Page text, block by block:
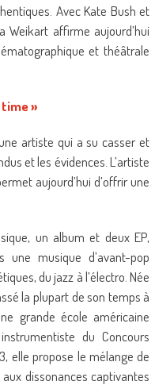
Avec Kate Bush et
Weikart affirme aujourd’hui
et théâtrale
»
artiste qui a su casser et
et les évidences. L’artiste
aujourd’hui d’offrir une
un album et deux EP,
une musique d’avant-pop
du jazz à l’électro. Née
la plupart de son temps à
grande école américaine
du Concours
elle propose le mélange de
dissonances captivantes